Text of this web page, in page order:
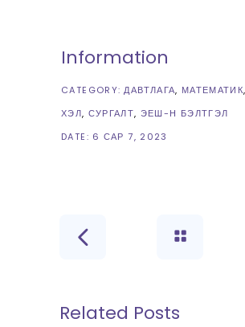
Information
CATEGORY: ДАВТЛАГА МАТЕМАТИК
ХЭЛ СУРГАЛТ ЭЕШ-Н БЭЛТГЭЛ
DATE: 6 САР 7, 2023
Related Posts